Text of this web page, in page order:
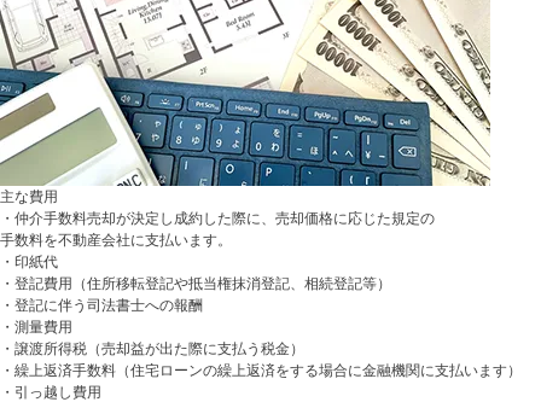
主な費用
・仲介手数料売却が決定し成約した際に、売却価格に応じた規定の
手数料を不動産会社に支払います。
・印紙代
・登記費用 （住所移転登記や抵当権抹消登記、相続登記等）
・登記に伴う司法書士への報酬
・測量費用
・譲渡所得税 （売却益が出た際に支払う税金）
・繰上返済手数料 （住宅ローンの繰上返済をする場合に金融機関に支払います）
・引っ越し費用